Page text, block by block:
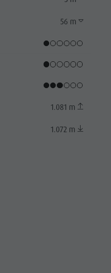
56 m
1.081 m
1.072 m